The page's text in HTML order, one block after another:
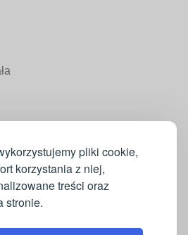
pliki cookie,
korzystania z niej,
treści oraz
stronie.